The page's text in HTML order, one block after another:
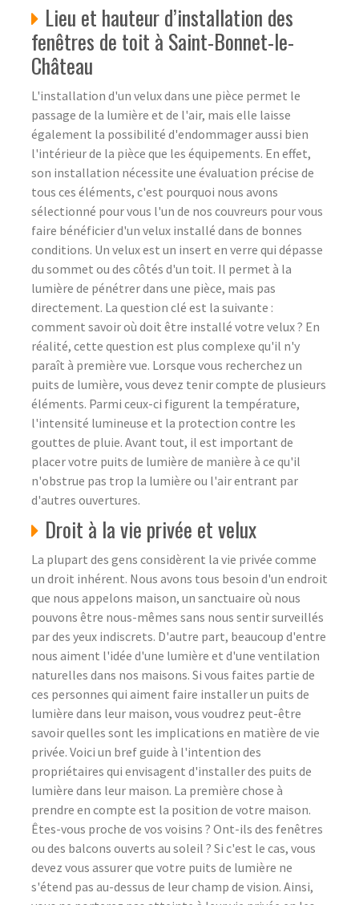
Lieu et hauteur d’installation des
fenêtres de toit à Saint-Bonnet-le-
Château
L'installation d'un velux dans une pièce permet le
passage de la lumière et de l'air, mais elle laisse
également la possibilité d'endommager aussi bien
l'intérieur de la pièce que les équipements. En effet,
son installation nécessite une évaluation précise de
tous ces éléments, c'est pourquoi nous avons
sélectionné pour vous l'un de nos couvreurs pour vous
faire bénéficier d'un velux installé dans de bonnes
conditions. Un velux est un insert en verre qui dépasse
du sommet ou des côtés d'un toit. Il permet à la
lumière de pénétrer dans une pièce, mais pas
directement. La question clé est la suivante :
comment savoir où doit être installé votre velux ? En
réalité, cette question est plus complexe qu'il n'y
paraît à première vue. Lorsque vous recherchez un
puits de lumière, vous devez tenir compte de plusieurs
éléments. Parmi ceux-ci figurent la température,
l'intensité lumineuse et la protection contre les
gouttes de pluie. Avant tout, il est important de
placer votre puits de lumière de manière à ce qu'il
n'obstrue pas trop la lumière ou l'air entrant par
d'autres ouvertures.
Droit à la vie privée et velux
La plupart des gens considèrent la vie privée comme
un droit inhérent. Nous avons tous besoin d'un endroit
que nous appelons maison, un sanctuaire où nous
pouvons être nous-mêmes sans nous sentir surveillés
par des yeux indiscrets. D'autre part, beaucoup d'entre
nous aiment l'idée d'une lumière et d'une ventilation
naturelles dans nos maisons. Si vous faites partie de
ces personnes qui aiment faire installer un puits de
lumière dans leur maison, vous voudrez peut-être
savoir quelles sont les implications en matière de vie
privée. Voici un bref guide à l'intention des
propriétaires qui envisagent d'installer des puits de
lumière dans leur maison. La première chose à
prendre en compte est la position de votre maison.
Êtes-vous proche de vos voisins ? Ont-ils des fenêtres
ou des balcons ouverts au soleil ? Si c'est le cas, vous
devez vous assurer que votre puits de lumière ne
s'étend pas au-dessus de leur champ de vision. Ainsi,